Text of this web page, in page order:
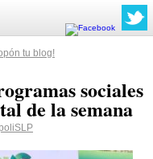
tu blog!
sociales
de la semana